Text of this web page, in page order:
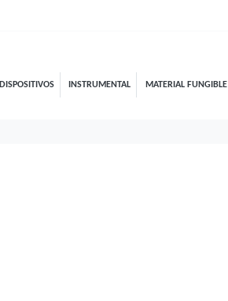
DISPOSITIVOS INSTRUMENTAL MATERIAL FUNGIBLE